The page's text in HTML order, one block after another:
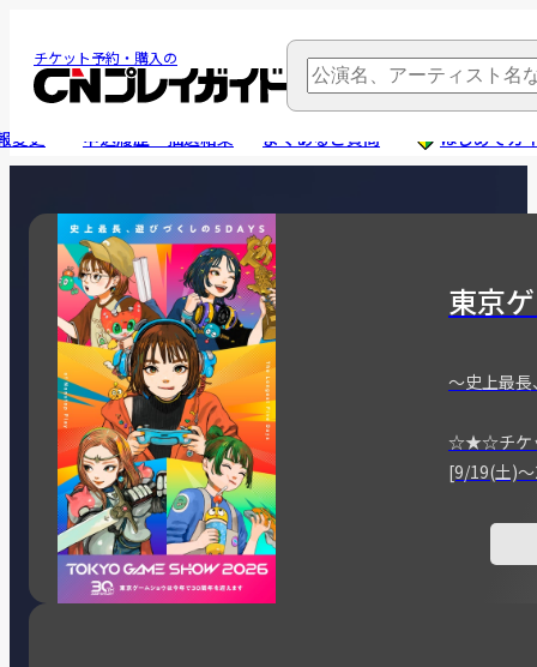
チケット予約・購入の
変更 申込履歴・抽選結果 よくあるご質問 はじめてガ
東京
～史上最長
☆★☆チケ
[9/19(土)